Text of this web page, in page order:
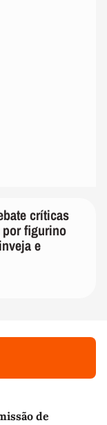
críticas
por figurino
e
de